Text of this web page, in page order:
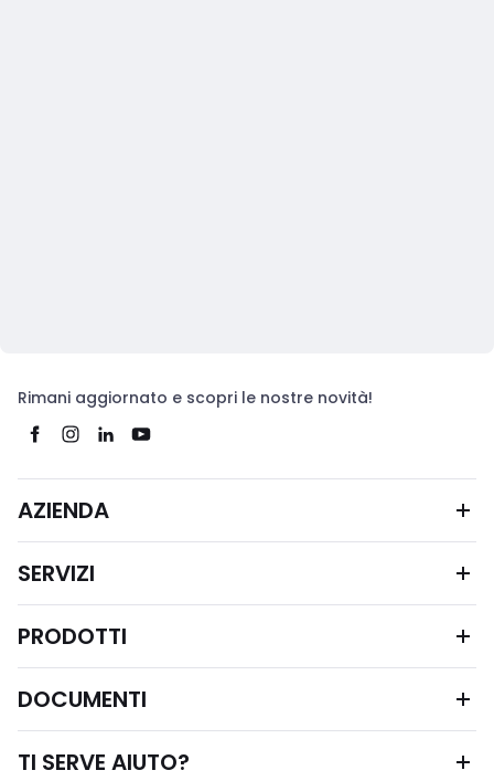
Rimani aggiornato e scopri le nostre novità!
AZIENDA
SERVIZI
PRODOTTI
DOCUMENTI
TI SERVE AIUTO?